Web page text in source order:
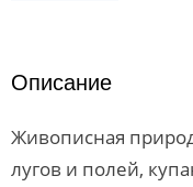
Описание
Живописная
лугов и полей,